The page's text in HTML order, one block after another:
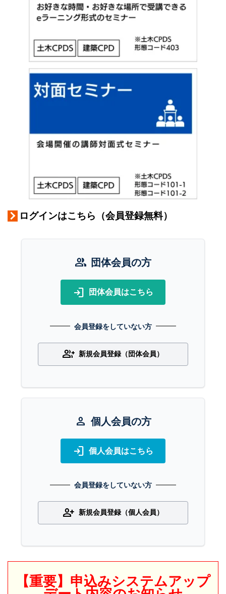
ログインはこちら（会員登録無料）
group 団体会員の方
login 団体会員はこちら
会員登録をしていない方
group_add 新規会員登録（団体会員）
person 個人会員の方
login 個人会員はこちら
会員登録をしていない方
person_add 新規会員登録（個人会員）
【重要】申込みシステムアップ